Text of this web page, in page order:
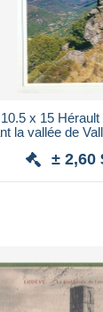
x 15
la vallée de
± 2,60